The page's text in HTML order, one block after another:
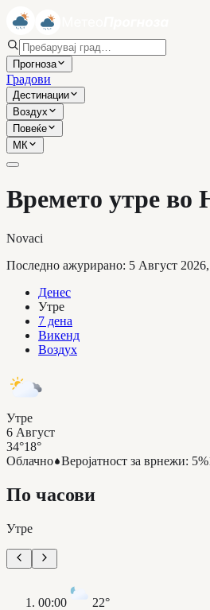
Прогноза
Градови
Дестинации
Воздух
Повеќе
МК
Времето утре во
Novaci
Последно ажурирано: 5 Август
Денес
Утре
7 дена
Викенд
Воздух
Утре
6 Август
34°18°
Облачно Веројатност за врнежи: 5%
По часови
Утре
00:00 22°